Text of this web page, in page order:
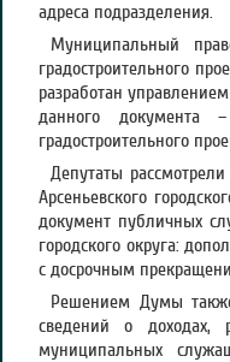
адреса подразделения.
Муниципальный
градостроительного
разработан
данного документа
градостроительного
Депутаты
Арсеньевского
документ публичных
городского округа:
с досрочным
Решением Думы
сведений о доходах,
муниципальных